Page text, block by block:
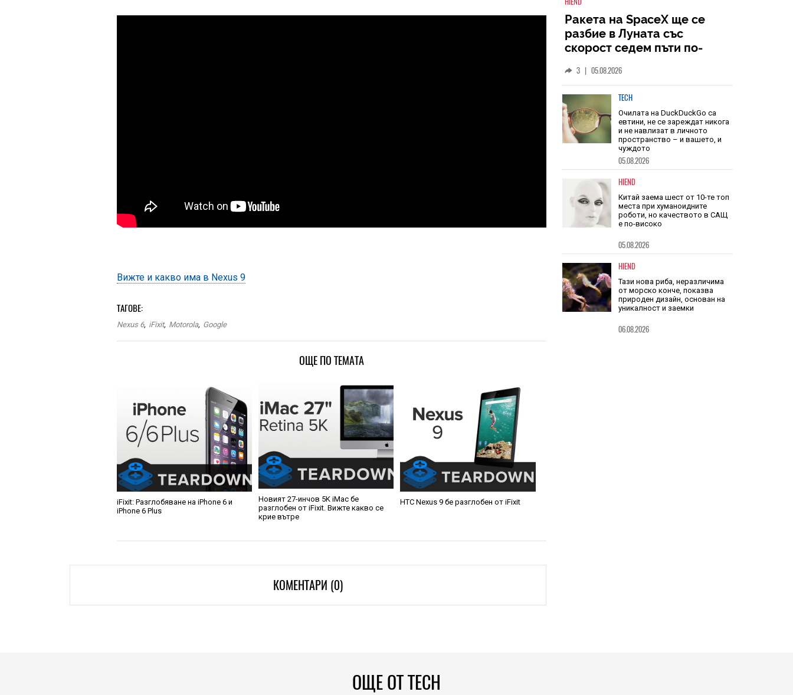
Вижте и какво има в Nexus 9
ТАГОВЕ:
Nexus 6, iFixit, Motorola, Google
ОЩЕ ПО ТЕМАТА
iFixit: Разглобяване на iPhone 6 и
iPhone 6 Plus
Новият 27-инчов 5K iMac бе
разглобен от iFixit. Вижте какво се
крие вътре
HTC Nexus 9 бе разглобен от iFixit
КОМЕНТАРИ (0)
Ракета на SpaceX ще се
разбие в Луната със
скорост седем пъти по-
звука
3 | 05.08.2026
TECH
Очилата на DuckDuckGo са
евтини, не се зареждат никога
и не навлизат в личното
пространство – и вашето, и
чуждото
05.08.2026
HIEND
Китай заема шест от 10-те топ
места при хуманоидните
роботи, но качеството в САЩ
е по-високо
05.08.2026
HIEND
Тази нова риба, неразличима
от морско конче, показва
природен дизайн, основан на
уникалност и заемки
06.08.2026
ОЩЕ ОТ TECH